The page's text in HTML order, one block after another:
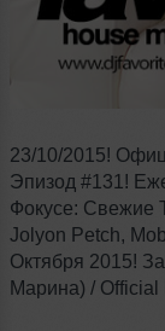
23/10/2015!
Эпизод #131!
Фокусе: Свежие
Jolyon Petch,
Октября 2015!
Марина) / Official